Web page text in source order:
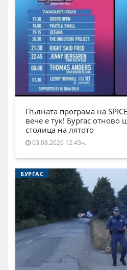
Пълната програма на
вече е тук! Бургас отново
столица на лятото
03.08.2026 12:43ч.
БУРГАС